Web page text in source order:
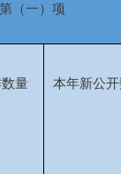
（一）项
量 本年新公